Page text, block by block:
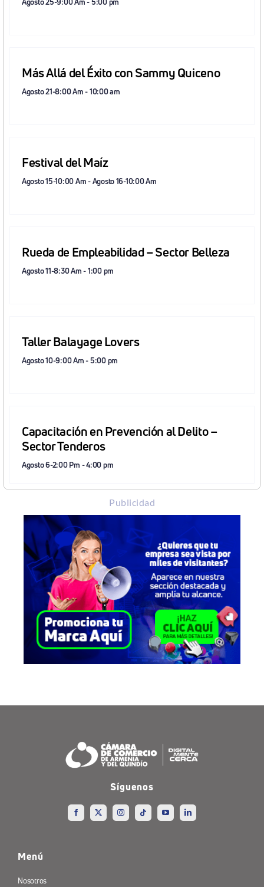
Más Allá del Éxito con Sammy Quiceno
Agosto 21-8:00 Am-10:00 am
Festival del Maíz
Agosto 15-10:00 Am-Agosto 16-10:00 Am
Rueda de Empleabilidad – Sector Belleza
Agosto 11-8:30 Am-1:00 pm
Taller Balayage Lovers
Agosto 10-9:00 Am-5:00 pm
Capacitación en Prevención al Delito –
Sector Tenderos
Agosto 6-2:00 Pm -4:00 pm
Publicidad
Síguenos
Menú
Nosotros